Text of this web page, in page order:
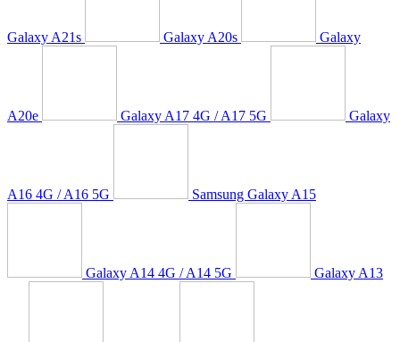
Galaxy A21s Galaxy A20s Galaxy
A20e Galaxy A17 4G / A17 5G Galaxy
A16 4G / A16 5G Samsung Galaxy A15
Galaxy A14 4G / A14 5G Galaxy A13